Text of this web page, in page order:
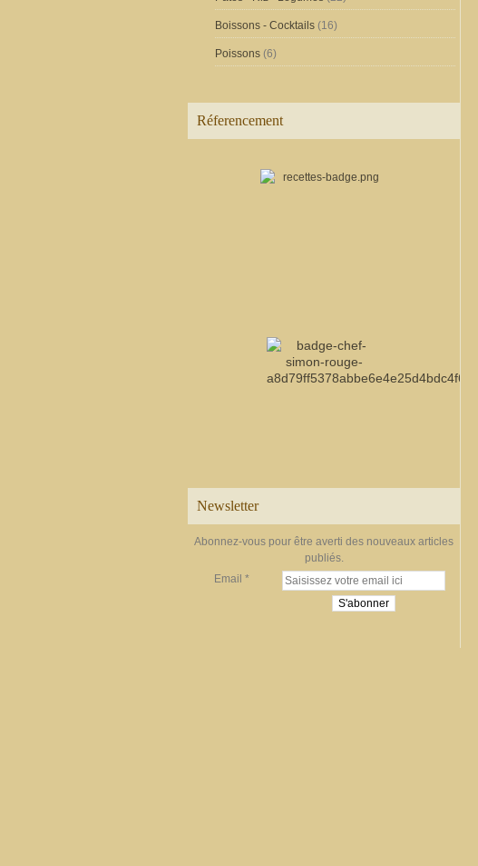
Boissons - Cocktails (16)
Poissons (6)
Réferencement
Newsletter
Abonnez-vous pour être averti des nouveaux articles
publiés.
Email